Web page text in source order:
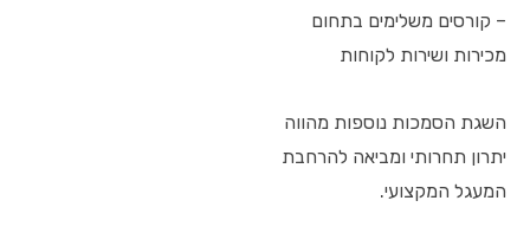
– קורסים משלימים בתחום
מכירות ושירות לקוחות
השגת הסמכות נוספות מהווה
יתרון תחרותי ומביאה להרחבת
המעגל המקצועי.